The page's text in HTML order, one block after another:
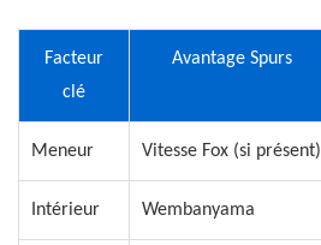
Facteur
clé
Avantage Spurs
Meneur Vitesse Fox (si présent)
Intérieur Wembanyama